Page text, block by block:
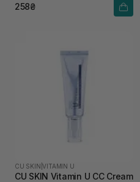
258₴
CU SKIN |VITAMIN U
CU SKIN Vitamin U CC Cream